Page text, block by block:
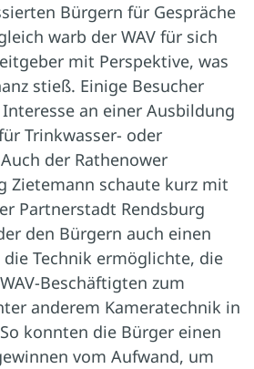
Bürgern für Gespräche
warb der WAV für sich
mit Perspektive, was
stieß. Einige Besucher
an einer Ausbildung
Trinkwasser- oder
der Rathenower
Zietemann schaute kurz mit
Partnerstadt Rendsburg
den Bürgern auch einen
Technik ermöglichte, die
Beschäftigten zum
anderem Kameratechnik in
konnten die Bürger einen
vom Aufwand, um